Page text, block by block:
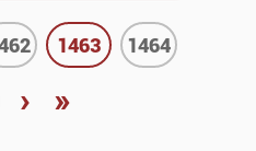
1463 1464
› »